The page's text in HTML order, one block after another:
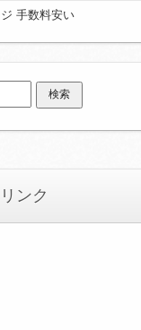
手数料安い
ンク